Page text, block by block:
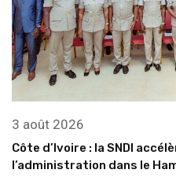
3 août 2026
Côte d’Ivoire : la SNDI
l’administration dans le